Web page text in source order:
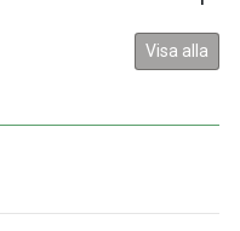
Visa alla